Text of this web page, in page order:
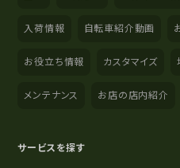
入荷情報 自転車紹介動画
お役立ち情報 カスタマイズ
メンテナンス お店の店内紹介
サービスを探す